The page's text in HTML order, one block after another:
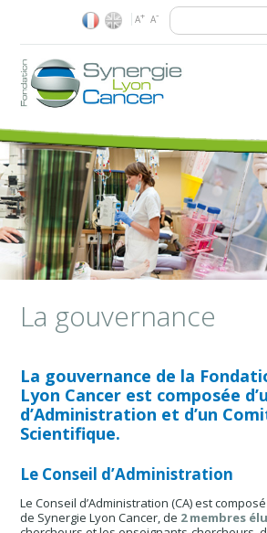
A+ A-
La Fondation
Les enjeux
Nos recherches
La gouvernance
La gouvernance de la
Lyon Cancer est composée
d’Administration et d’un
Scientifique.
Le Conseil d’Administration
Le Conseil d’Administration (CA) est
de Synergie Lyon Cancer, de 2 membres